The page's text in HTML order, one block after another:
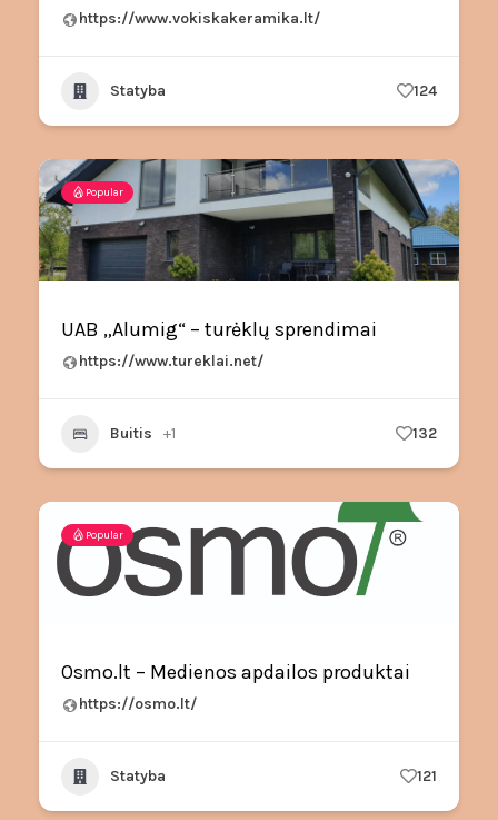
https://www.vokiskakeramika.lt/
Statyba 124
Popular
UAB „Alumig“ – turėklų sprendimai
https://www.tureklai.net/
Buitis +1 132
Popular
Osmo.lt – Medienos apdailos produktai
https://osmo.lt/
Statyba 121